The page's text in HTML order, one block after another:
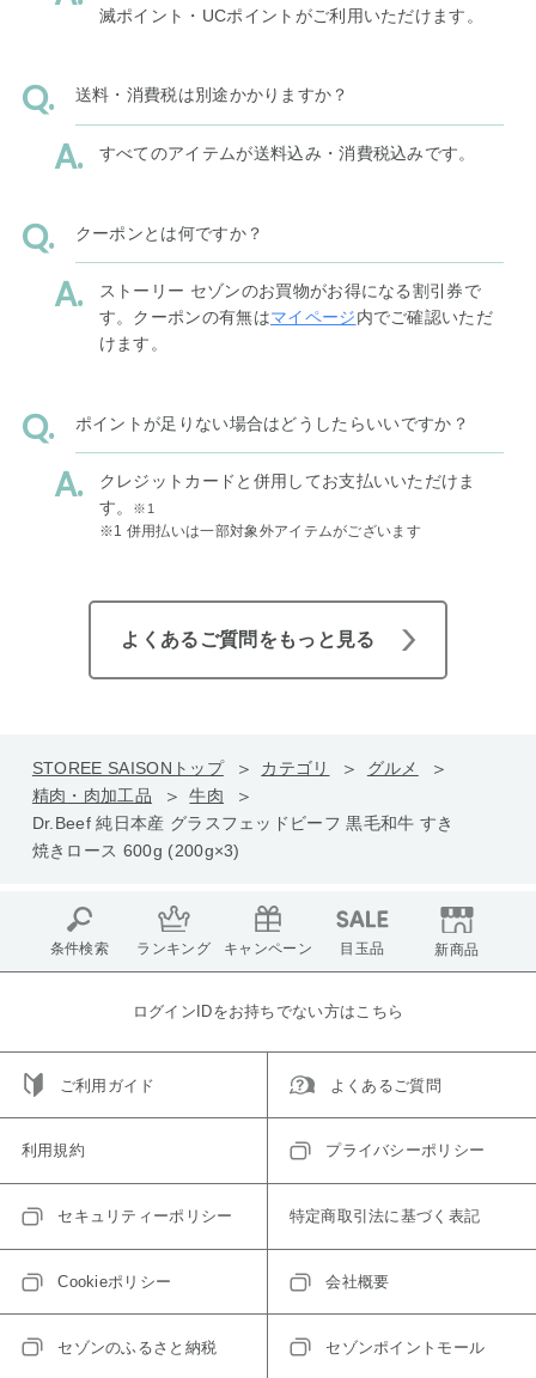
滅ポイント・UCポイントがご利用いただけます。
送料・消費税は別途かかりますか？
すべてのアイテムが送料込み・消費税込みです。
クーポンとは何ですか？
ストーリー セゾンのお買物がお得になる割引券で
す。クーポンの有無はマイページ内でご確認いただ
けます。
ポイントが足りない場合はどうしたらいいですか？
クレジットカードと併用してお支払いいただけま
す。
※1
※1 併用払いは一部対象外アイテムがございます
よくあるご質問をもっと見る
STOREE SAISONトップ カテゴリ
グルメ
精肉・肉加工品
牛肉
Dr.Beef 純日本産 グラスフェッドビーフ 黒毛和牛 すき
焼きロース 600g (200g×3)
条件検索 ランキング キャンペーン 目玉品 新商品
ログインIDをお持ちでない方はこちら
ご利用ガイド よくあるご質問
利用規約 プライバシーポリシー
セキュリティーポリシー 特定商取引法に基づく表記
Cookieポリシー 会社概要
セゾンのふるさと納税 セゾンポイントモール